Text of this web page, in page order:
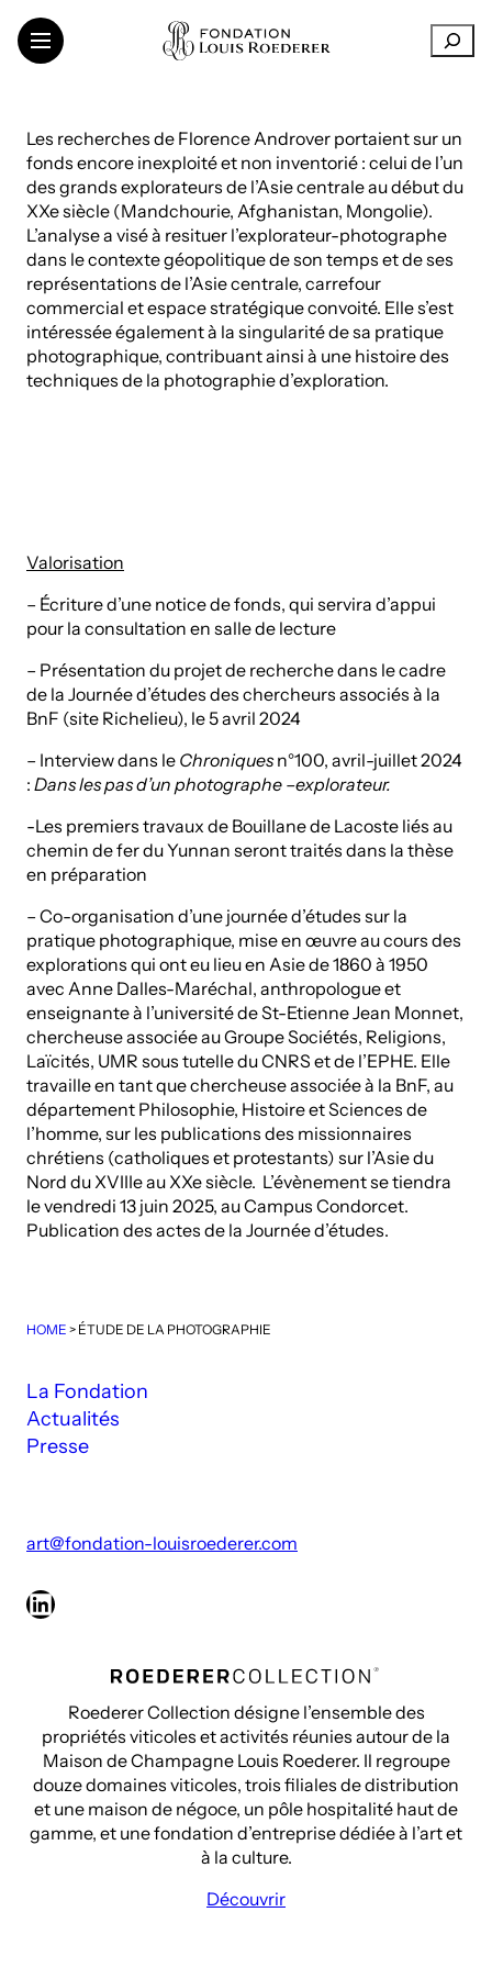
Aller
au
contenu
R
e
e
r
c
e
r
SOUTIEN AUX INSTITUTIONS
CRÉATION CONTEMPORAINE
TRANSMISSION DES CONNAISSANCES
THINKING SUSTAINABILITY
ART DANS LES VIGNOBLES
ARTISTES ET CHERCHEURS
LinkedIn FR
Les recherches de Florence Androver portaient sur un
fonds encore inexploité et non inventorié : celui de l’un
des grands explorateurs de l’Asie centrale au début du
XXe siècle (Mandchourie, Afghanistan, Mongolie).
L’analyse a visé à resituer l’explorateur-photographe
dans le contexte géopolitique de son temps et de ses
représentations de l’Asie centrale, carrefour
commercial et espace stratégique convoité. Elle s’est
intéressée également à la singularité de sa pratique
photographique, contribuant ainsi à une histoire des
techniques de la photographie d’exploration.
Valorisation
– Écriture d’une notice de fonds, qui servira d’appui
pour la consultation en salle de lecture
– Présentation du projet de recherche dans le cadre
de la Journée d’études des chercheurs associés à la
BnF (site Richelieu), le 5 avril 2024
– Interview dans le Chroniquesn°100, avril-juillet 2024
: Dans les pas d’un photographe –explorateur.
-Les premiers travaux de Bouillane de Lacoste liés au
chemin de fer du Yunnan seront traités dans la thèse
en préparation
– Co-organisation d’une journée d’études sur la
pratique photographique, mise en œuvre au cours des
explorations qui ont eu lieu en Asie de 1860 à 1950
avec Anne Dalles-Maréchal, anthropologue et
enseignante à l’université de St-Etienne Jean Monnet,
chercheuse associée au Groupe Sociétés, Religions,
Laïcités, UMR sous tutelle du CNRS et de l’EPHE. Elle
travaille en tant que chercheuse associée à la BnF, au
département Philosophie, Histoire et Sciences de
l’homme, sur les publications des missionnaires
chrétiens (catholiques et protestants) sur l’Asie du
Nord du XVIIIe au XXe siècle. L’évènement se tiendra
le vendredi 13 juin 2025, au Campus Condorcet.
Publication des actes de la Journée d’études.
HOME > ÉTUDE DE LA PHOTOGRAPHIE
La Fondation
Actualités
Presse
art@fondation-louisroederer.com
LinkedIn
Roederer Collection désigne l’ensemble des
propriétés viticoles et activités réunies autour de la
Maison de Champagne Louis Roederer. Il regroupe
douze domaines viticoles, trois filiales de distribution
et une maison de négoce, un pôle hospitalité haut de
gamme, et une fondation d’entreprise dédiée à l’art et
à la culture.
Découvrir